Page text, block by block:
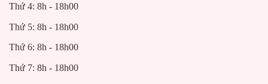
Thứ 4: 8h - 18h00
Thứ 5: 8h - 18h00
Thứ 6: 8h - 18h00
Thứ 7: 8h - 18h00